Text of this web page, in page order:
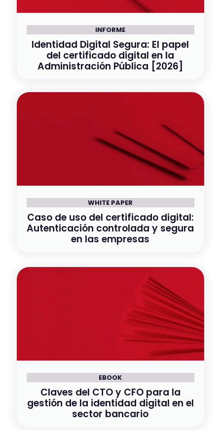
INFORME
Identidad Digital Segura: El papel
del certificado digital en la
Administración Pública [2026]
WHITE PAPER
Caso de uso del certificado digital:
Autenticación controlada y segura
en las empresas
EBOOK
Claves del CTO y CFO para la
gestión de la identidad digital en el
sector bancario